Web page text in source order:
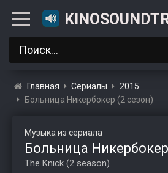
Главная Сериалы
2015
Больница Никербокер (2 сезон)
Музыка из сериала
Больница
The Knick (2 season)